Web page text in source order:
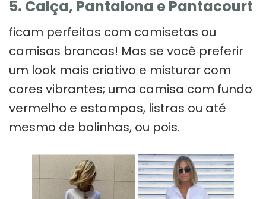
5. Calça, Pantalona e Pantacourt
ficam perfeitas com camisetas ou
camisas brancas! Mas se você preferir
um look mais criativo e misturar com
cores vibrantes; uma camisa com fundo
vermelho e estampas, listras ou até
mesmo de bolinhas, ou pois.